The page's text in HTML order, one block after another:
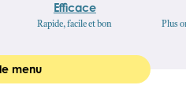
Efficace
Rapide, facile et bon Plus
menu